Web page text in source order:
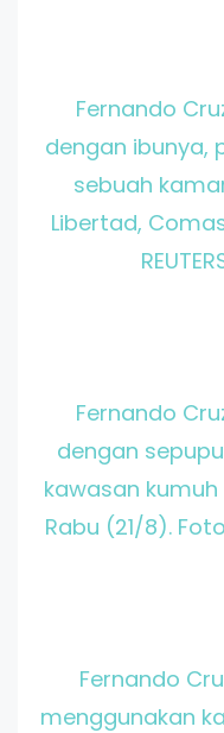
Fernando
dengan ibunya,
sebuah
Libertad,
Fernando
dengan
kawasan kumuh
Rabu (21/8).
Fernando
menggunakan